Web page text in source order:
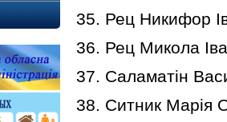
35. Рец Никифор
36. Рец Микола
37. Саламатін
38. Ситник Марія